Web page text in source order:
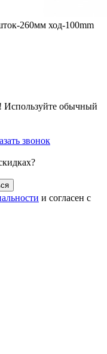
260мм ход-100mm
Используйте обычный
звонок
и согласен с